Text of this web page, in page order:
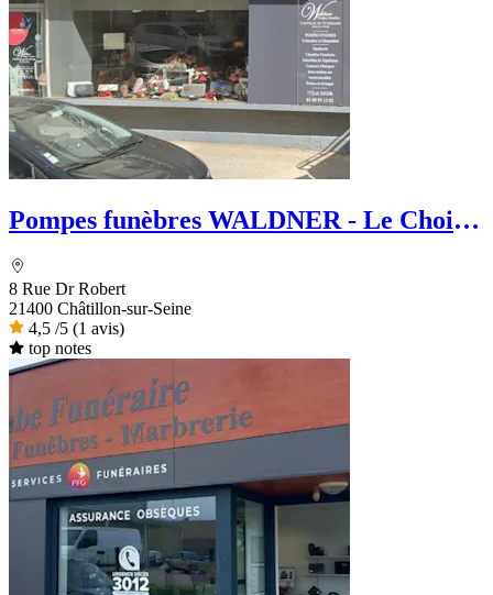
Pompes funèbres WALDNER - Le Choix
8 Rue Dr Robert
21400 Châtillon-sur-Seine
4,5 /5 (1 avis)
top notes